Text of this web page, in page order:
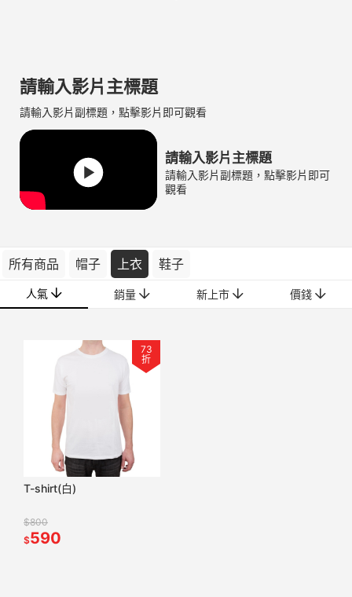
請輸入影片主標題
請輸入影片副標題，點擊影片即可觀看
請輸入影片主標題
請輸入影片副標題，點擊影片即可
觀看
所有商品 帽子 上衣 鞋子
人氣 銷量 新上市 價錢
73
折
T-shirt(白)
$800
$590